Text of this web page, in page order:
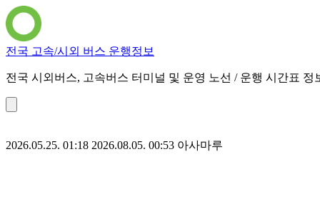
전국 고속/시외 버스 운행정보
전국 시외버스, 고속버스 터미널 및 운영 노선 / 운행 시간표 정
2026.05.25. 01:18 2026.08.05. 00:53 아사마루